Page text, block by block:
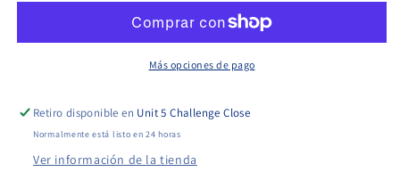
LED
Profile
LED
Beacon
Más opciones de pago
Retiro disponible en Unit 5 Challenge Close
Normalmente está listo en 24 horas
Ver información de la tienda